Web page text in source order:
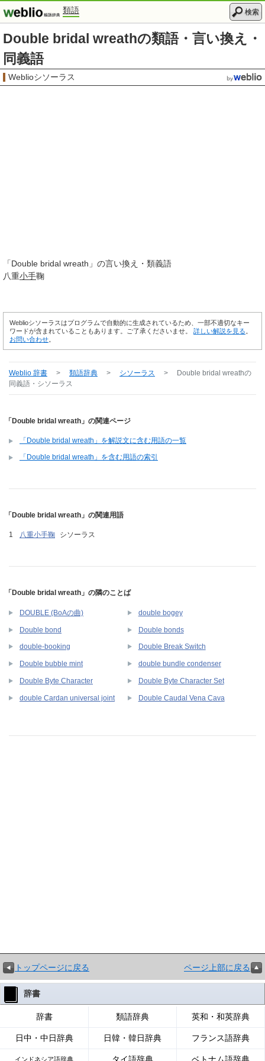
類語 検索
Double bridal wreathの類語・言い換え・
同義語
Weblioシソーラス
「Double bridal wreath 」の言い換え・類義語
八重小手鞠
Weblioシソーラスはプログラムで自動的に生成されているため、一部不適切なキー
ワードが含まれていることもあります。ご了承くださいませ。 詳しい解説を見る
お問い合わせ
Weblio 辞書 > 類語辞典 > シソーラス > Double bridal wreathの
同義語・シソーラス
「Double bridal wreath」の関連ページ
「Double bridal wreath」を解説文に含む用語の一覧
「Double bridal wreath」を含む用語の索引
「Double bridal wreath」の関連用語
八重小手鞠 シソーラス
「Double bridal wreath」の隣のことば
DOUBLE (BoAの曲) double bogey
Double bond Double bonds
double-booking Double Break Switch
Double bubble mint double bundle condenser
Double Byte Character Double Byte Character Set
double Cardan universal joint Double Caudal Vena Cava
トップページに戻る ページ上部に戻る
辞書
辞書 類語辞典 英和・和英辞典
日中・中日辞典 日韓・韓日辞典 フランス語辞典
インドネシア語辞典